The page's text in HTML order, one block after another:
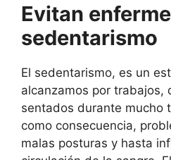
Evitan
sedentarismo
El sedentarismo, es un
alcanzamos por trabajos,
sentados durante mucho
como consecuencia,
malas posturas y hasta